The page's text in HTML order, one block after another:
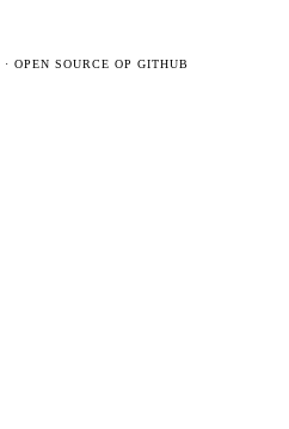
· OPEN SOURCE OP GITHUB